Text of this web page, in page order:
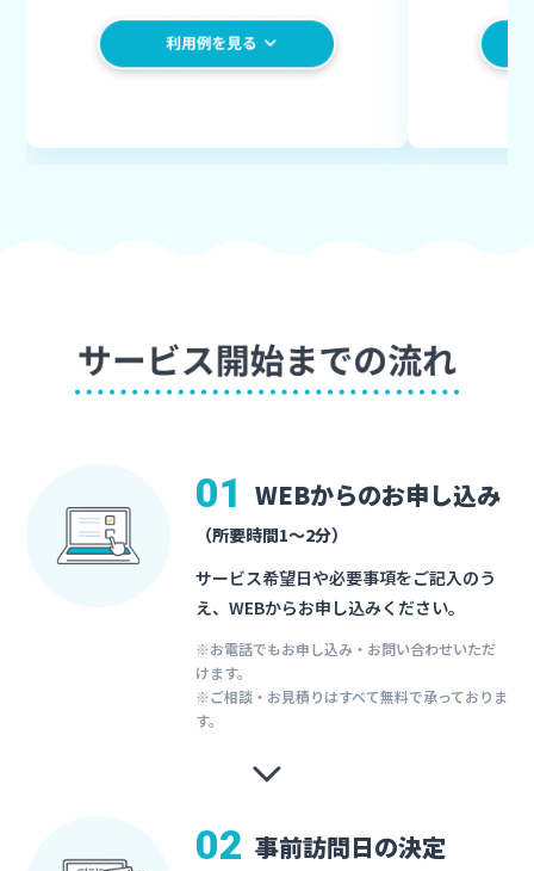
01 WEBからのお申し込み
（所要時間1〜2分）
サービス希望日や必要事項をご記入のう
え、WEBからお申し込みください。
※お電話でもお申し込み・お問い合わせいただ
けます。
※ご相談・お見積りはすべて無料で承っておりま
す。
02 事前訪問日の決定